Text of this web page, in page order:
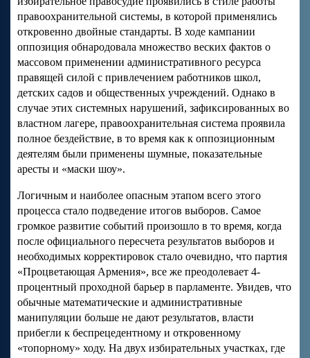
правоохранительной системы, в которой применялись
откровенно двойные стандарты. В ходе кампании
оппозиция обнародовала множество веских фактов о
массовом применении административного ресурса
правящей силой с привлечением работников школ,
детских садов и общественных учреждений. Однако в
случае этих системных нарушений, зафиксированных во
властном лагере, правоохранительная система проявила
полное бездействие, в то время как к оппозиционным
деятелям были применены шумные, показательные
аресты и «маски шоу».
Логичным и наиболее опасным этапом всего этого
процесса стало подведение итогов выборов. Самое
громкое развитие событий произошло в то время, когда
после официального пересчета результатов выборов и
необходимых корректировок стало очевидно, что партия
«Процветающая Армения», все же преодолевает 4-
процентный проходной барьер в парламенте. Увидев, что
обычные математические и административные
манипуляции больше не дают результатов, власти
прибегли к беспрецедентному и откровенному
«топорному» ходу. На двух избирательных участках, где